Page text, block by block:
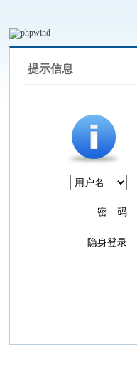
提示信息
密 码
隐身登录